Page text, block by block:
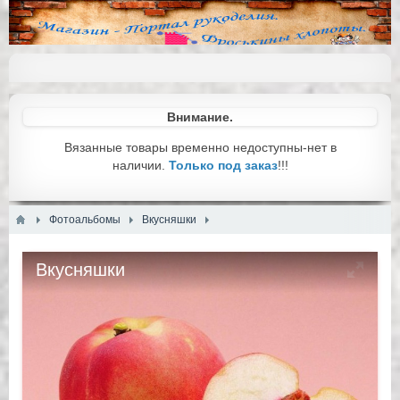
Внимание.
Вязанные товары временно недоступны-нет в
наличии. Только под заказ!!!
Фотоальбомы Вкусняшки
Вкусняшки